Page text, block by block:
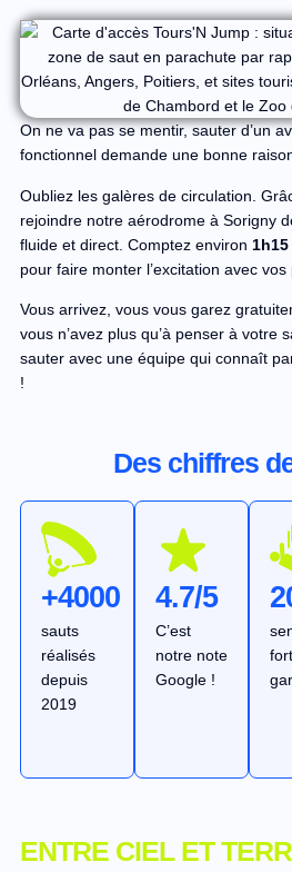
On ne va pas se mentir, sauter d’un
fonctionnel demande une bonne
Oubliez les galères de circulation.
rejoindre notre aérodrome à Sorigny
fluide et direct. Comptez environ
pour faire monter l’excitation avec vos
Vous arrivez, vous vous garez
vous n’avez plus qu’à penser à votre
sauter avec une équipe qui connaît
!
Des chiffres
+4000
sauts
réalisés
depuis
2019
4.7/5
C’est
notre note
Google !
ENTRE CIEL ET